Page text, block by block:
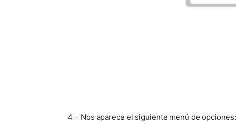
4 – Nos aparece el siguiente menú de opciones: